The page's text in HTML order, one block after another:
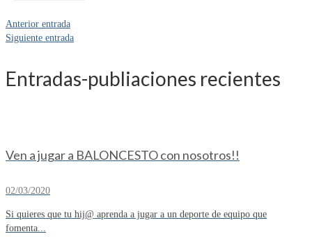
Anterior entrada
Siguiente entrada
Entradas-publiaciones recientes
Ven a jugar a BALONCESTO con nosotros!!
02/03/2020
Si quieres que tu hij@ aprenda a jugar a un deporte de equipo que
fomenta...